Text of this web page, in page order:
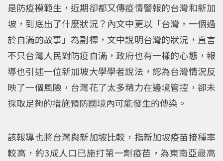
是防疫模範生，近期卻都又傳疫情警報的台灣和新加
坡，到底出了什麼狀況？內文中更以「台灣，一個過
於自滿的故事」為副標，文中說明台灣的狀況，直言
不只台灣人民對防疫自滿，政府也有一樣的心態，報
導也引述一位新加坡大學學者說法，認為台灣情況反
映了一個風險，台灣花了太多精力在邊境管控，卻未
採取足夠的措施預防國境內可能發生的傳染。
該報導也將台灣與新加坡比較，指新加坡疫苗接種率
較高，約3成人口已施打第一劑疫苗，為東南亞最高